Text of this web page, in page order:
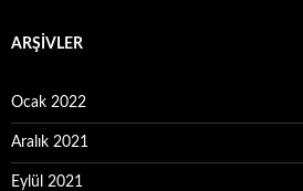
ARŞIVLER
Ocak 2022
Aralık 2021
Eylül 2021